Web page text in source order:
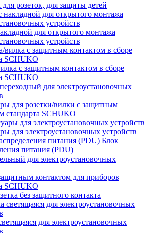
розеток, для защиты детей
для открытого монтажа
устройств
с защитным контактом в сборе
SCHUKO
для электроустановочных
для розетки/вилки с защитным
стандарта SCHUKO
для электроустановочных устройств
Блок
питания (PDU)
для электроустановочных
контактом для приборов
SCHUKO
без защитного контакта
для электроустановочных